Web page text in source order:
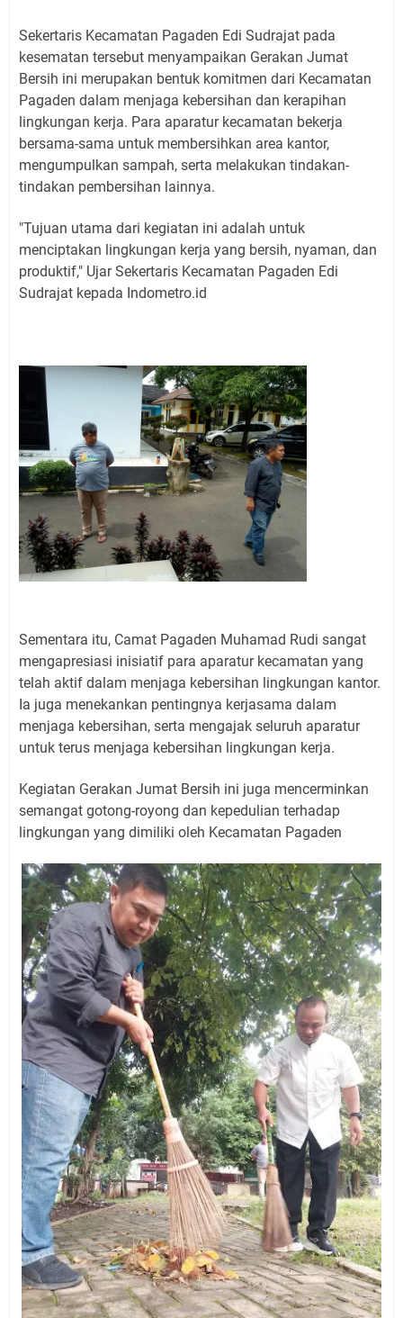
Sekertaris Kecamatan Pagaden Edi Sudrajat pada
kesematan tersebut menyampaikan Gerakan Jumat
Bersih ini merupakan bentuk komitmen dari Kecamatan
Pagaden dalam menjaga kebersihan dan kerapihan
lingkungan kerja. Para aparatur kecamatan bekerja
bersama-sama untuk membersihkan area kantor,
mengumpulkan sampah, serta melakukan tindakan-
tindakan pembersihan lainnya.
"Tujuan utama dari kegiatan ini adalah untuk
menciptakan lingkungan kerja yang bersih, nyaman, dan
produktif," Ujar Sekertaris Kecamatan Pagaden Edi
Sudrajat kepada Indometro.id
Sementara itu, Camat Pagaden Muhamad Rudi sangat
mengapresiasi inisiatif para aparatur kecamatan yang
telah aktif dalam menjaga kebersihan lingkungan kantor.
Ia juga menekankan pentingnya kerjasama dalam
menjaga kebersihan, serta mengajak seluruh aparatur
untuk terus menjaga kebersihan lingkungan kerja.
Kegiatan Gerakan Jumat Bersih ini juga mencerminkan
semangat gotong-royong dan kepedulian terhadap
lingkungan yang dimiliki oleh Kecamatan Pagaden